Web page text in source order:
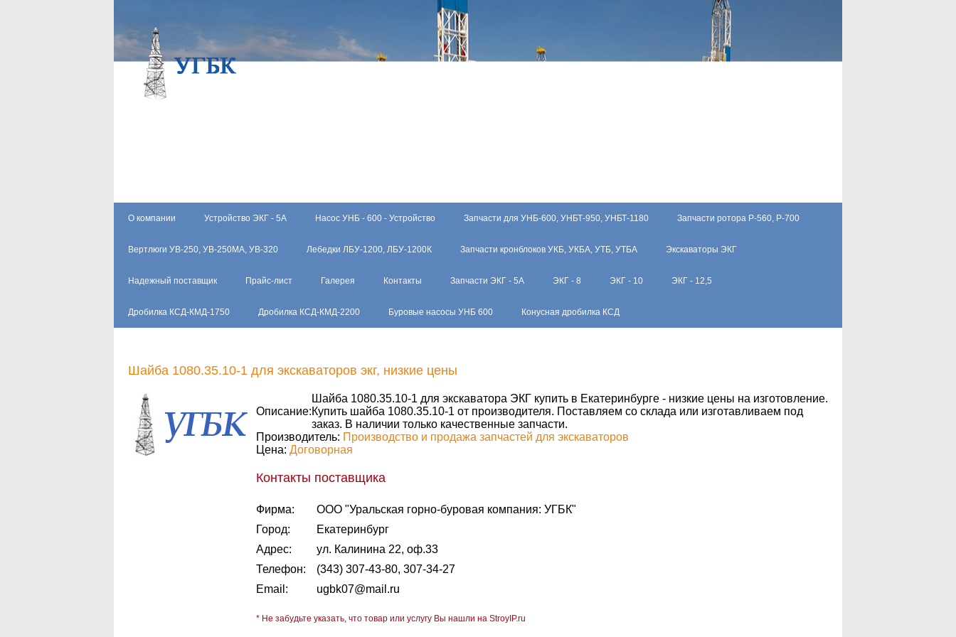
О компании Устройство ЭКГ - 5А Насос УНБ - 600 - Устройство Запчасти для УНБ-600, УНБТ-950, УНБТ-1180 Запчасти ротора Р-560, Р-700
Вертлюги УВ-250, УВ-250МА, УВ-320 Лебедки ЛБУ-1200, ЛБУ-1200К Запчасти кронблоков УКБ, УКБА, УТБ, УТБА Экскаваторы ЭКГ
Надежный поставщик Прайс-лист Галерея Контакты Запчасти ЭКГ - 5А ЭКГ - 8 ЭКГ - 10 ЭКГ - 12,5
Дробилка КСД-КМД-1750 Дробилка КСД-КМД-2200 Буровые насосы УНБ 600 Конусная дробилка КСД
Шайба 1080.35.10-1 для экскаваторов экг, низкие цены
Описание:
Шайба 1080.35.10-1 для экскаватора ЭКГ купить в Екатеринбурге - низкие цены на изготовление.
Купить шайба 1080.35.10-1 от производителя. Поставляем со склада или изготавливаем под
заказ. В наличии только качественные запчасти.
Производитель: Производство и продажа запчастей для экскаваторов
Цена: Договорная
Контакты поставщика
Фирма:
ООО "Уральская горно-буровая компания: УГБК"
Город:
Екатеринбург
Адрес:
ул. Калинина 22, оф.33
Телефон:
(343) 307-43-80, 307-34-27
Email:
ugbk07@mail.ru
* Не забудьте указать, что товар или услугу Вы нашли на StroyIP.ru